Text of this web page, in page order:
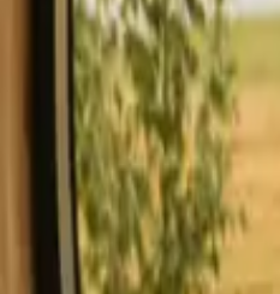
Sjekk tilgjengelighet